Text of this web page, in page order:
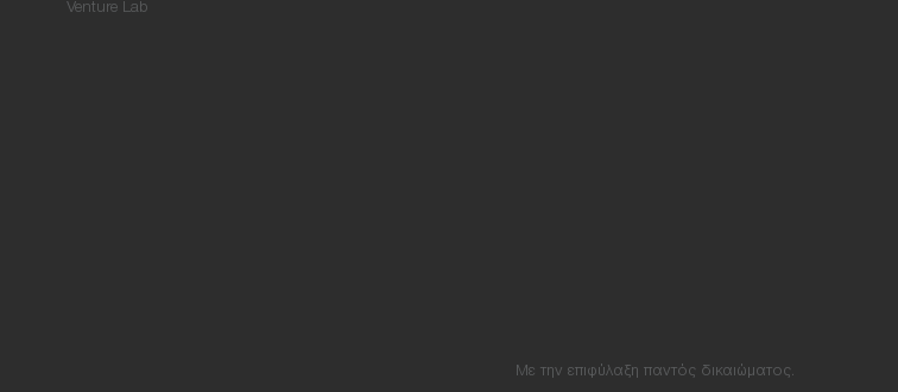
Venture Lab
Με την επιφύλαξη παντός δικαιώματος.